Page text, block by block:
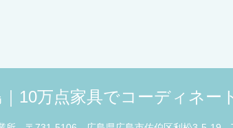
10万点家具でコーディネ